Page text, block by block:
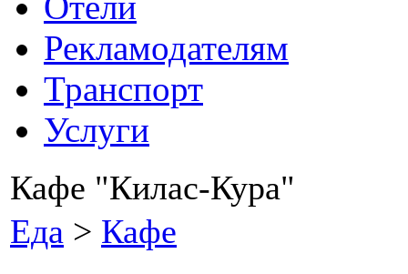
Рекламодателям
Транспорт
Услуги
Кафе "Килас-Кура"
Еда > Кафе